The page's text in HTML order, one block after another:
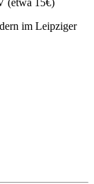
im Leipziger